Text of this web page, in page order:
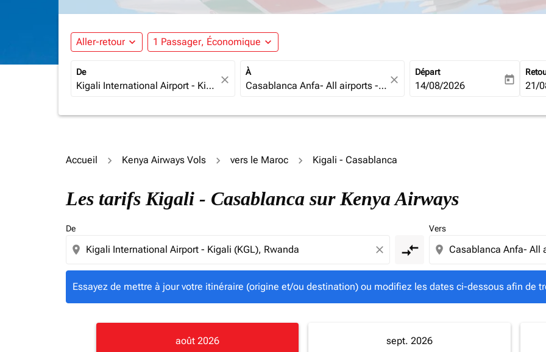
Aller-retour expand_more 1 Passager, Économique expand_more
De
close
À
close
Départ
fc-booking-departure-date-
14/08/2026 today fc-
21/
Accueil Kenya Airways Vols vers le Maroc Kigali - Casablanca
Les tarifs Kigali - Casablanca sur Kenya Airways
De
location_on close compare_arrows
Vers
location_on
Essayez de mettre à jour votre itinéraire (origine et/ou destination) ou modifiez les dates ci-dessous afin de
Essayez de mettre à jour votre itinéraire (origine et/ou destination) ou modifiez les dates ci-dessous afin
août 2026
sept. 2026